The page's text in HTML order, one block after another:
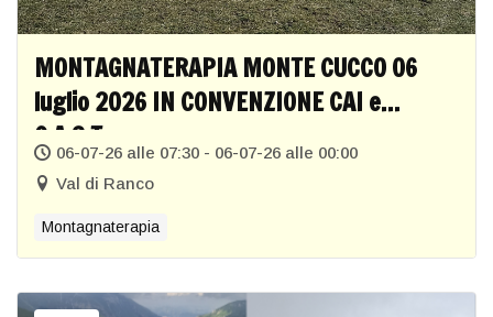
MONTAGNATERAPIA MONTE CUCCO 06
luglio 2026 IN CONVENZIONE CAI e
C.A.S.T.
06-07-26 alle 07:30 - 06-07-26 alle 00:00
Val di Ranco
Montagnaterapia